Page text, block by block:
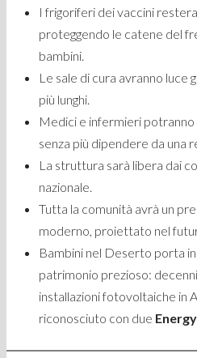
I frigoriferi dei vaccini
proteggendo le catene del
bambini.
Le sale di cura avranno luce
più lunghi.
Medici e infermieri potranno
senza più dipendere da una
La struttura sarà libera dai
nazionale.
Tutta la comunità avrà un
moderno, proiettato nel
Bambini nel Deserto porta
patrimonio prezioso:
installazioni fotovoltaiche in
riconosciuto con due